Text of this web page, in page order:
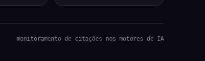
monitoramento de citações nos motores de IA